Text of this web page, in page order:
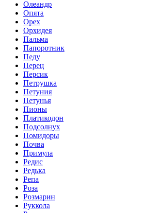
Олеандр
Опята
Орех
Орхидея
Пальма
Папоротник
Педу
Перец
Персик
Петрушка
Петуния
Петунья
Пионы
Платикодон
Подсолнух
Помидоры
Почва
Примула
Редис
Редька
Репа
Роза
Розмарин
Руккола